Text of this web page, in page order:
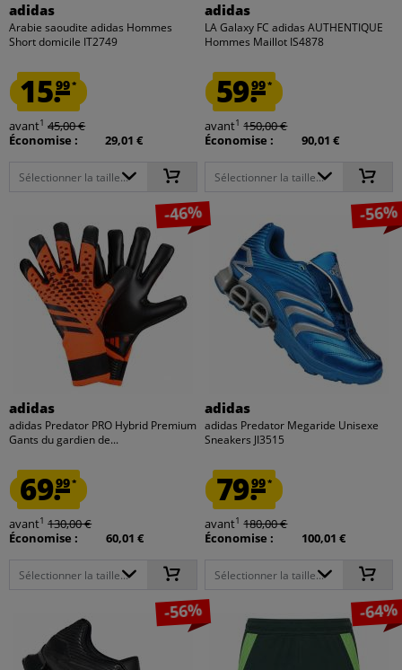
adidas
Arabie saoudite adidas Hommes
Short domicile IT2749
15.99*
avant1 45,00 €
Économise :
29,01 €
Sélectionner la taille...
adidas
LA Galaxy FC adidas AUTHENTIQUE
Hommes Maillot IS4878
59.99*
avant1 150,00 €
Économise :
90,01 €
Sélectionner la taille...
-46%
adidas
adidas Predator PRO Hybrid Premium
Gants du gardien de...
69.99*
avant1 130,00 €
Économise :
60,01 €
Sélectionner la taille...
-56%
adidas
adidas Predator Megaride Unisexe
Sneakers JI3515
79.99*
avant1 180,00 €
Économise :
100,01 €
Sélectionner la taille...
-56% -64%